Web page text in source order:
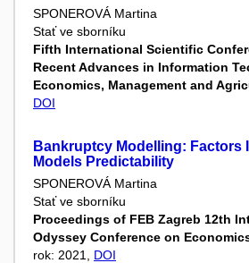
SPONEROVÁ Martina
Stať ve sborníku
Fifth International Scientific
Recent Advances in Information
Economics, Management and
DOI
Bankruptcy Modelling: Factors
Models Predictability
SPONEROVÁ Martina
Stať ve sborníku
Proceedings of FEB Zagreb 12th
Odyssey Conference on
rok: 2021, DOI